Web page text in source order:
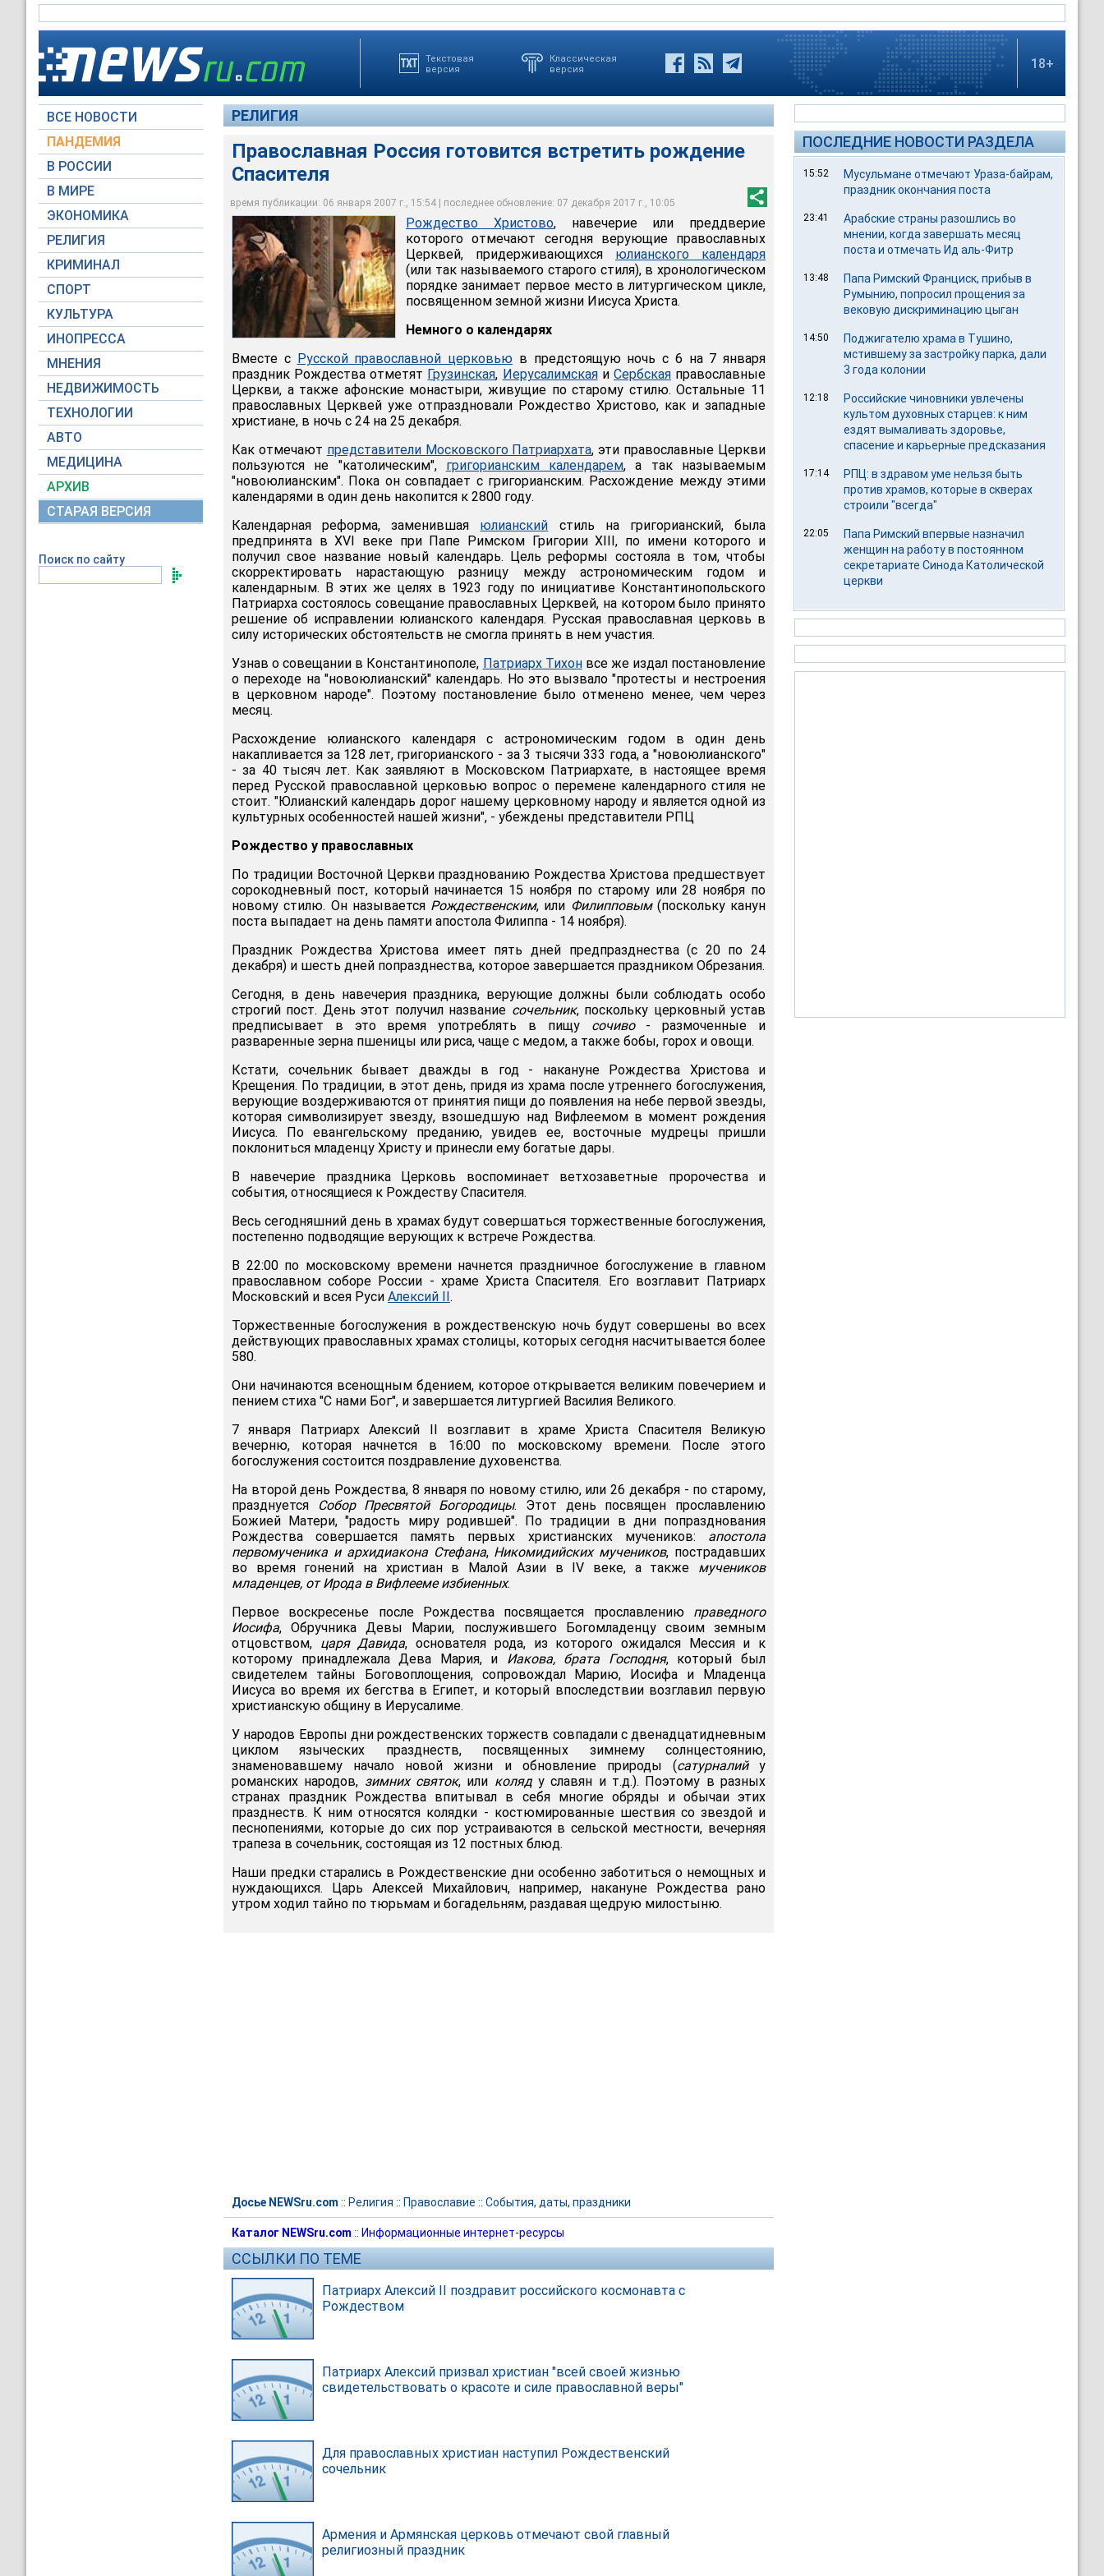
Текстовая
версия
Классическая
версия
18+
ВСЕ НОВОСТИ
ПАНДЕМИЯ
В РОССИИ
В МИРЕ
ЭКОНОМИКА
РЕЛИГИЯ
КРИМИНАЛ
СПОРТ
КУЛЬТУРА
ИНОПРЕССА
МНЕНИЯ
НЕДВИЖИМОСТЬ
ТЕХНОЛОГИИ
АВТО
МЕДИЦИНА
АРХИВ
СТАРАЯ ВЕРСИЯ
Поиск по сайту
РЕЛИГИЯ
Православная Россия готовится встретить рождение
Спасителя
время публикации: 06 января 2007 г., 15:54 | последнее обновление: 07 декабря 2017 г., 10:05
Православная Россия готовится встретить рождение Спасителя
Архив NEWSru.com Рождество Христово, навечерие или преддверие
которого отмечают сегодня верующие православных
Церквей, придерживающихся юлианского календаря
(или так называемого старого стиля), в хронологическом
порядке занимает первое место в литургическом цикле,
посвященном земной жизни Иисуса Христа.
Немного о календарях
Вместе с Русской православной церковью в предстоящую ночь с 6 на 7 января
праздник Рождества отметят Грузинская, Иерусалимскаяи Сербскаяправославные
Церкви, а также афонские монастыри, живущие по старому стилю. Остальные 11
православных Церквей уже отпраздновали Рождество Христово, как и западные
христиане, в ночь с 24 на 25 декабря.
Как отмечают представители Московского Патриархата, эти православные Церкви
пользуются не "католическим", григорианским календарем, а так называемым
"новоюлианским". Пока он совпадает с григорианским. Расхождение между этими
календарями в один день накопится к 2800 году.
Календарная реформа, заменившая юлианский стиль на григорианский, была
предпринята в XVI веке при Папе Римском Григории XIII, по имени которого и
получил свое название новый календарь. Цель реформы состояла в том, чтобы
скорректировать нарастающую разницу между астрономическим годом и
календарным. В этих же целях в 1923 году по инициативе Константинопольского
Патриарха состоялось совещание православных Церквей, на котором было принято
решение об исправлении юлианского календаря. Русская православная церковь в
силу исторических обстоятельств не смогла принять в нем участия.
Узнав о совещании в Константинополе, Патриарх Тихонвсе же издал постановление
о переходе на "новоюлианский" календарь. Но это вызвало "протесты и нестроения
в церковном народе". Поэтому постановление было отменено менее, чем через
месяц.
Расхождение юлианского календаря с астрономическим годом в один день
накапливается за 128 лет, григорианского - за 3 тысячи 333 года, а "новоюлианского"
- за 40 тысяч лет. Как заявляют в Московском Патриархате, в настоящее время
перед Русской православной церковью вопрос о перемене календарного стиля не
стоит. "Юлианский календарь дорог нашему церковному народу и является одной из
культурных особенностей нашей жизни", - убеждены представители РПЦ
Рождество у православных
По традиции Восточной Церкви празднованию Рождества Христова предшествует
сорокодневный пост, который начинается 15 ноября по старому или 28 ноября по
новому стилю. Он называется Рождественским, или Филипповым(поскольку канун
поста выпадает на день памяти апостола Филиппа - 14 ноября).
Праздник Рождества Христова имеет пять дней предпразднества (с 20 по 24
декабря) и шесть дней попразднества, которое завершается праздником Обрезания.
Сегодня, в день навечерия праздника, верующие должны были соблюдать особо
строгий пост. День этот получил название сочельник, поскольку церковный устав
предписывает в это время употреблять в пищу сочиво- размоченные и
разваренные зерна пшеницы или риса, чаще с медом, а также бобы, горох и овощи.
Кстати, сочельник бывает дважды в год - накануне Рождества Христова и
Крещения. По традиции, в этот день, придя из храма после утреннего богослужения,
верующие воздерживаются от принятия пищи до появления на небе первой звезды,
которая символизирует звезду, взошедшую над Вифлеемом в момент рождения
Иисуса. По евангельскому преданию, увидев ее, восточные мудрецы пришли
поклониться младенцу Христу и принесли ему богатые дары.
В навечерие праздника Церковь воспоминает ветхозаветные пророчества и
события, относящиеся к Рождеству Спасителя.
Весь сегодняшний день в храмах будут совершаться торжественные богослужения,
постепенно подводящие верующих к встрече Рождества.
В 22:00 по московскому времени начнется праздничное богослужение в главном
православном соборе России - храме Христа Спасителя. Его возглавит Патриарх
Московский и всея Руси Алексий II.
Торжественные богослужения в рождественскую ночь будут совершены во всех
действующих православных храмах столицы, которых сегодня насчитывается более
580.
Они начинаются всенощным бдением, которое открывается великим повечерием и
пением стиха "С нами Бог", и завершается литургией Василия Великого.
7 января Патриарх Алексий II возглавит в храме Христа Спасителя Великую
вечерню, которая начнется в 16:00 по московскому времени. После этого
богослужения состоится поздравление духовенства.
На второй день Рождества, 8 января по новому стилю, или 26 декабря - по старому,
празднуется
Собор Пресвятой Богородицы. Этот день посвящен прославлению
Божией Матери, "радость миру родившей". По традиции в дни попразднования
Рождества совершается память первых христианских мучеников: апостола
первомученика и архидиакона Стефана, Никомидийских мучеников, пострадавших
во время гонений на христиан в Малой Азии в IV веке, а также мучеников
младенцев, от Ирода в Вифлееме избиенных.
Первое воскресенье после Рождества посвящается прославлению праведного
Иосифа, Обручника Девы Марии, послужившего Богомладенцу своим земным
отцовством, царя Давида, основателя рода, из которого ожидался Мессия и к
которому принадлежала Дева Мария, и Иакова, брата Господня, который был
свидетелем тайны Боговоплощения, сопровождал Марию, Иосифа и Младенца
Иисуса во время их бегства в Египет, и который впоследствии возглавил первую
христианскую общину в Иерусалиме.
У народов Европы дни рождественских торжеств совпадали с двенадцатидневным
циклом языческих празднеств, посвященных зимнему солнцестоянию,
знаменовавшему начало новой жизни и обновление природы (сатурналийу
романских народов, зимних святок, или коляду славян и т.д.). Поэтому в разных
странах праздник Рождества впитывал в себя многие обряды и обычаи этих
празднеств. К ним относятся колядки - костюмированные шествия со звездой и
песнопениями, которые до сих пор устраиваются в сельской местности, вечерняя
трапеза в сочельник, состоящая из 12 постных блюд.
Наши предки старались в Рождественские дни особенно заботиться о немощных и
нуждающихся. Царь Алексей Михайлович, например, накануне Рождества рано
утром ходил тайно по тюрьмам и богадельням, раздавая щедрую милостыню.
Досье NEWSru.com :: Религия :: Православие :: События, даты, праздники
Каталог NEWSru.com :: Информационные интернет-ресурсы
ССЫЛКИ ПО ТЕМЕ
Патриарх Алексий II поздравит российского космонавта с
Рождеством
Патриарх Алексий призвал христиан "всей своей жизнью
свидетельствовать о красоте и силе православной веры"
Для православных христиан наступил Рождественский
сочельник
Армения и Армянская церковь отмечают свой главный
религиозный праздник
ПОСЛЕДНИЕ НОВОСТИ РАЗДЕЛА
15:52
Мусульмане отмечают Ураза-байрам,
праздник окончания поста
23:41
Арабские страны разошлись во
мнении, когда завершать месяц
поста и отмечать Ид аль-Фитр
13:48
Папа Римский Франциск, прибыв в
Румынию, попросил прощения за
вековую дискриминацию цыган
14:50
Поджигателю храма в Тушино,
мстившему за застройку парка, дали
3 года колонии
12:18
Российские чиновники увлечены
культом духовных старцев: к ним
ездят вымаливать здоровье,
спасение и карьерные предсказания
17:14
РПЦ: в здравом уме нельзя быть
против храмов, которые в скверах
строили "всегда"
22:05
Папа Римский впервые назначил
женщин на работу в постоянном
секретариате Синода Католической
церкви